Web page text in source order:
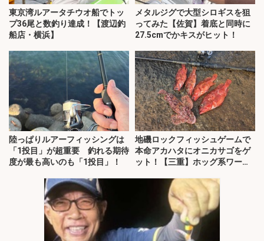
東京湾ルアータチウオ船でトッ
プ36尾と数釣り達成！【渡辺釣
船店・横浜】
メタルジグで大型シロギスを狙
ってみた【佐賀】着底と同時に
27.5cmでかキスがヒット！
陸っぱりルアーフィッシングは
「1投目」が超重要 釣れる期待
度が最も高いのも「1投目」！
地磯ロックフィッシュゲームで
本命アカハタにオニカサゴをゲ
ット！【三重】ホッグ系ワーム